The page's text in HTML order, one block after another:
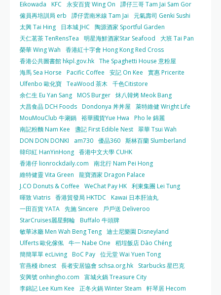
Eikowada KFC 永安百貨 Wing On
譚仔三哥 Tam Jai Sam Gor
僱員再培訓局 erb
譚仔雲南米線 Tam Jai
元氣壽司 Genki Sushi
太興 Tai Hing
日本城 JHC
陶源酒家 Sportful Garden
天仁茗茶 TenRensTea
明星海鮮酒家Star Seafood
大班 Tai Pan
榮華 Wing Wah
香港紅十字會 Hong Kong Red Cross
香港公共圖書館 hkpl.gov.hk The Spaghetti House 意粉屋
海馬 Sea Horse
Pacific Coffee 安記 On Kee
實惠 Pricerite
Ulfenbo 歐化寶 TeaWood 茶木 千色Citistore
余仁生 Eu Yan Sang MOS Burger 炑八韓烤 Meok Bang
大昌食品 DCH Foods Dondonya 丼丼屋
萊特維健 Wright Life
MouMouClub 牛涮鍋 裕華國貨Yue Hwa
Pho le 錦麗
南記粉麵 Nam Kee
盞記 First Edible Nest 翠華 Tsui Wah
DON DON DONKI
am730 優品360 斯林百蘭 Slumberland
韓印紅 HanYinHong 香港中文大學 CUHK
香港仔 lionrockdaily.com
南北行 Nam Pei Hong
維特健靈 Vita Green
龍寶酒家 Dragon Palace
J.CO Donuts & Coffee
WeChat Pay HK 利東集團 Lei Tung
暉致 Viatris 香港貿發局 HKTDC
Kawai 日本肝油丸
一田百貨 YATA 先施 Sincere
戶戶送 Deliveroo
StarCruises麗星郵輪 Buffalo 牛頭牌
敏華冰廳 Men Wah Beng Teng 迪士尼樂園 Disneyland
Ulferts 歐化傢俬 牛一 Nabe One
稻埕飯店 Dào Chéng
簡簡單單 ecLiving BoC Pay 位元堂 Wai Yuen Tong
官燕棧 ibnest 長者安居協會 schsa.org.hk
Starbucks 星巴克
安興號 onhingho.com
富城火鍋 Treasure City
李錦記 Lee Kum Kee
正冬火鍋 Winter Steam
軒琴居 Hecom